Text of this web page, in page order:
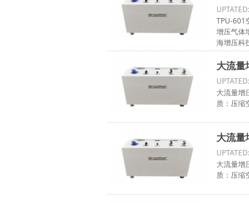
TPU-601
增压气体
海增压科
大流量
大流量增
质：压缩
大流量
大流量增
质：压缩